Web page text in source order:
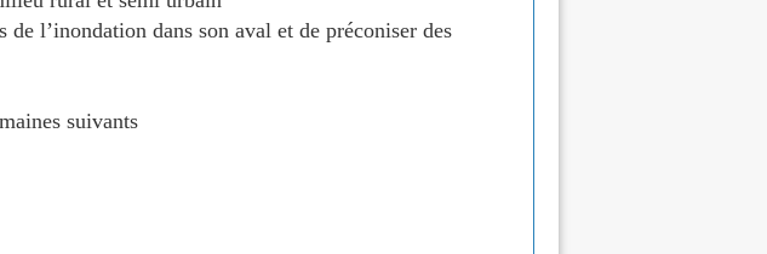
l’inondation dans son aval et de préconiser des
suivants